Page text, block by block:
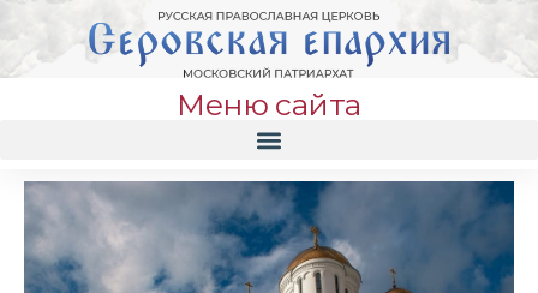
Меню сайта